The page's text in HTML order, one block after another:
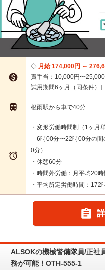

月給 174,000円 ～
責手当：10,000円〜
試用期間6ヶ月（同条件）
 根雨駅から車で40分

・変形労働時間制（1ヶ月単
6時00分〜22時00分の間
0分）
・休憩60分
・時間外労働：月平均20
・平均所定労働時間：172

ALSOKの機械警備隊員/正社
務が可能！OTH-555-1